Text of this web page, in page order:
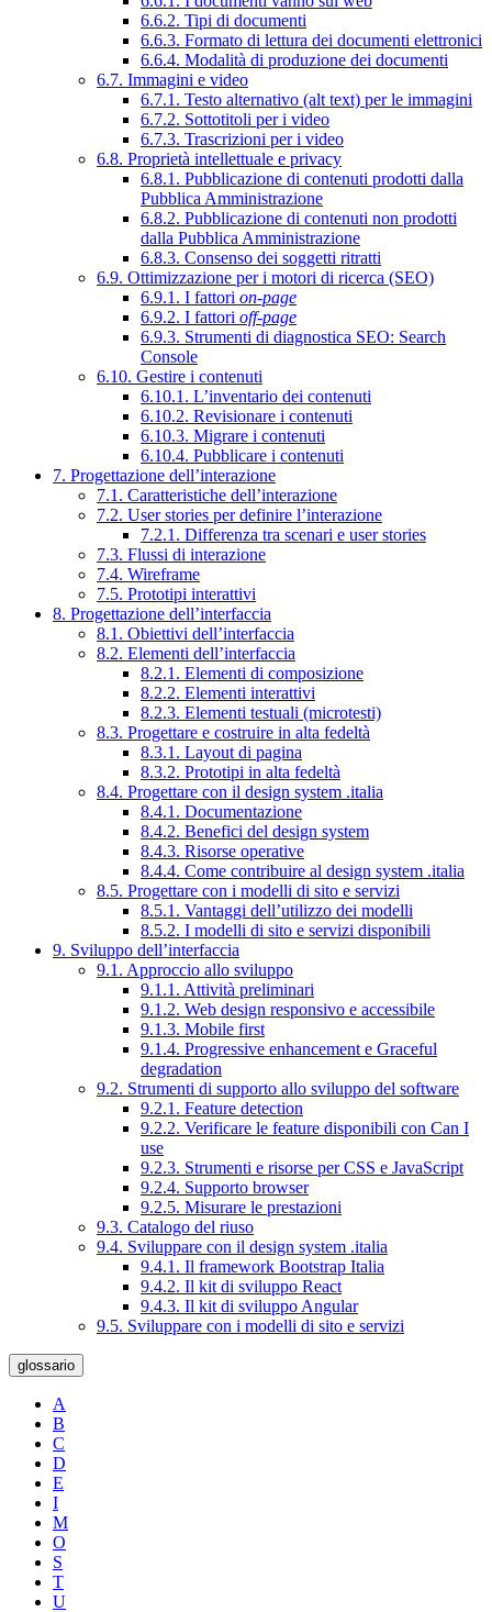
6.6.2. Tipi di documenti
6.6.3. Formato di lettura dei documenti elettronici
6.6.4. Modalità di produzione dei documenti
6.7. Immagini e video
6.7.1. Testo alternativo (alt text) per le immagini
6.7.2. Sottotitoli per i video
6.7.3. Trascrizioni per i video
6.8. Proprietà intellettuale e privacy
6.8.1. Pubblicazione di contenuti prodotti dalla
Pubblica Amministrazione
6.8.2. Pubblicazione di contenuti non prodotti
dalla Pubblica Amministrazione
6.8.3. Consenso dei soggetti ritratti
6.9. Ottimizzazione per i motori di ricerca (SEO)
6.9.1. I fattori on-page
6.9.2. I fattori off-page
6.9.3. Strumenti di diagnostica SEO: Search
Console
6.10. Gestire i contenuti
6.10.1. L’inventario dei contenuti
6.10.2. Revisionare i contenuti
6.10.3. Migrare i contenuti
6.10.4. Pubblicare i contenuti
7. Progettazione dell’interazione
7.1. Caratteristiche dell’interazione
7.2. User stories per definire l’interazione
7.2.1. Differenza tra scenari e user stories
7.3. Flussi di interazione
7.4. Wireframe
7.5. Prototipi interattivi
8. Progettazione dell’interfaccia
8.1. Obiettivi dell’interfaccia
8.2. Elementi dell’interfaccia
8.2.1. Elementi di composizione
8.2.2. Elementi interattivi
8.2.3. Elementi testuali (microtesti)
8.3. Progettare e costruire in alta fedeltà
8.3.1. Layout di pagina
8.3.2. Prototipi in alta fedeltà
8.4. Progettare con il design system .italia
8.4.1. Documentazione
8.4.2. Benefici del design system
8.4.3. Risorse operative
8.4.4. Come contribuire al design system .italia
8.5. Progettare con i modelli di sito e servizi
8.5.1. Vantaggi dell’utilizzo dei modelli
8.5.2. I modelli di sito e servizi disponibili
9. Sviluppo dell’interfaccia
9.1. Approccio allo sviluppo
9.1.1. Attività preliminari
9.1.2. Web design responsivo e accessibile
9.1.3. Mobile first
9.1.4. Progressive enhancement e Graceful
degradation
9.2. Strumenti di supporto allo sviluppo del software
9.2.1. Feature detection
9.2.2. Verificare le feature disponibili con Can I
use
9.2.3. Strumenti e risorse per CSS e JavaScript
9.2.4. Supporto browser
9.2.5. Misurare le prestazioni
9.3. Catalogo del riuso
9.4. Sviluppare con il design system .italia
9.4.1. Il framework Bootstrap Italia
9.4.2. Il kit di sviluppo React
9.4.3. Il kit di sviluppo Angular
9.5. Sviluppare con i modelli di sito e servizi
glossario
A
B
C
D
E
I
M
O
S
T
U